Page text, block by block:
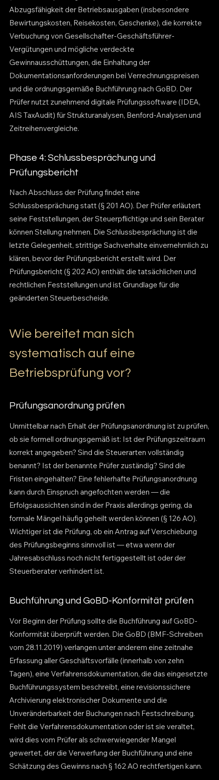
Abzugsfähigkeit der Betriebsausgaben (insbesondere
Bewirtungskosten, Reisekosten, Geschenke), die korrekte
Verbuchung von Gesellschafter-Geschäftsführer-
Vergütungen und mögliche verdeckte
Gewinnausschüttungen, die Einhaltung der
Dokumentationsanforderungen bei Verrechnungspreisen
und die ordnungsgemäße Buchführung nach GoBD. Der
Prüfer nutzt zunehmend digitale Prüfungssoftware (IDEA,
AIS TaxAudit) für Strukturanalysen, Benford-Analysen und
Zeitreihenvergleiche.
Phase 4: Schlussbesprächung und
Prüfungsbericht
Nach Abschluss der Prüfung findet eine
Schlussbesprächung statt (§ 201 AO). Der Prüfer erläutert
seine Feststellungen, der Steuerpflichtige und sein Berater
können Stellung nehmen. Die Schlussbesprächung ist die
letzte Gelegenheit, strittige Sachverhalte einvernehmlich zu
klären, bevor der Prüfungsbericht erstellt wird. Der
Prüfungsbericht (§ 202 AO) enthält die tatsächlichen und
rechtlichen Feststellungen und ist Grundlage für die
geänderten Steuerbescheide.
Wie bereitet man sich
systematisch auf eine
Betriebsprüfung vor?
Prüfungsanordnung prüfen
Unmittelbar nach Erhalt der Prüfungsanordnung ist zu prüfen,
ob sie formell ordnungsgemäß ist: Ist der Prüfungszeitraum
korrekt angegeben? Sind die Steuerarten vollständig
benannt? Ist der benannte Prüfer zuständig? Sind die
Fristen eingehalten? Eine fehlerhafte Prüfungsanordnung
kann durch Einspruch angefochten werden — die
Erfolgsaussichten sind in der Praxis allerdings gering, da
formale Mängel häufig geheilt werden können (§ 126 AO).
Wichtiger ist die Prüfung, ob ein Antrag auf Verschiebung
des Prüfungsbeginns sinnvoll ist — etwa wenn der
Jahresabschluss noch nicht fertiggestellt ist oder der
Steuerberater verhindert ist.
Buchführung und GoBD-Konformität prüfen
Vor Beginn der Prüfung sollte die Buchführung auf GoBD-
Konformität überprüft werden. Die GoBD (BMF-Schreiben
vom 28.11.2019) verlangen unter anderem eine zeitnahe
Erfassung aller Geschäftsvorfälle (innerhalb von zehn
Tagen), eine Verfahrensdokumentation, die das eingesetzte
Buchführungssystem beschreibt, eine revisionssichere
Archivierung elektronischer Dokumente und die
Unveränderbarkeit der Buchungen nach Festschreibung.
Fehlt die Verfahrensdokumentation oder ist sie veraltet,
wird dies vom Prüfer als schwerwiegender Mangel
gewertet, der die Verwerfung der Buchführung und eine
Schätzung des Gewinns nach § 162 AO rechtfertigen kann.